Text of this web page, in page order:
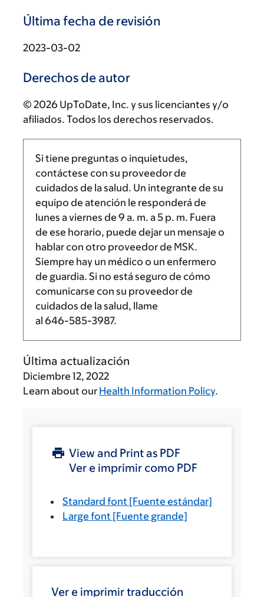
Última fecha de revisión
2023-03-02
Derechos de autor
© 2026 UpToDate, Inc. y sus licenciantes y/o
afiliados. Todos los derechos reservados.
Si tiene preguntas o inquietudes,
contáctese con su proveedor de
cuidados de la salud. Un integrante de su
equipo de atención le responderá de
lunes a viernes de 9 a. m. a5 p. m. Fuera
de ese horario, puede dejar un mensaje o
hablar con otro proveedor de MSK.
Siempre hay un médico o un enfermero
de guardia. Si no está seguro de cómo
comunicarse con su proveedor de
cuidados de la salud, llame
al 646-585-3987.
Última actualización
Diciembre 12, 2022
Learn about our Health Information Policy.
View and Print as PDF
Ver e imprimir como PDF
Standard font [Fuente estándar]
Large font [Fuente grande]
Ver e imprimir traducción